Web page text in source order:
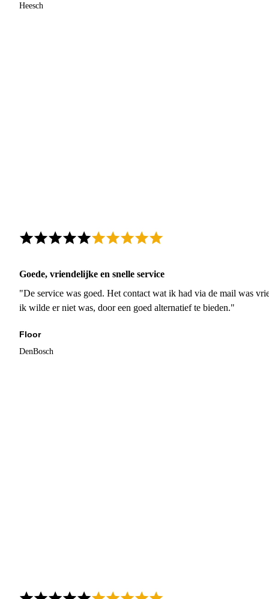
Heesch
Goede, vriendelijke en snelle service
"De service was goed. Het contact wat ik had via de mail was
ik wilde er niet was, door een goed alternatief te bieden."
Floor
DenBosch